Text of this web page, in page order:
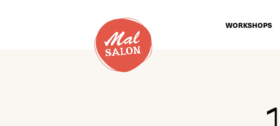
WORKSHOPS